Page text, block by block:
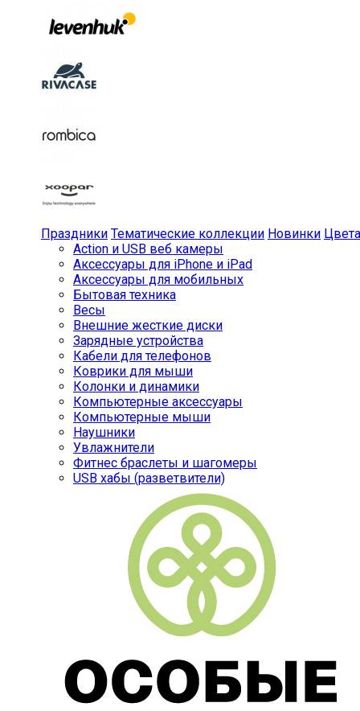
Праздники Тематические коллекции Новинки Цвета
Action и USB веб камеры
Аксессуары для iPhone и iPad
Аксессуары для мобильных
Бытовая техника
Весы
Внешние жесткие диски
Зарядные устройства
Кабели для телефонов
Коврики для мыши
Колонки и динамики
Компьютерные аксессуары
Компьютерные мыши
Наушники
Увлажнители
Фитнес браслеты и шагомеры
USB хабы (разветвители)